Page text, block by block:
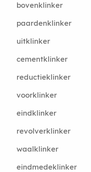
bovenklinker
paardenklinker
uitklinker
cementklinker
reductieklinker
voorklinker
eindklinker
revolverklinker
waalklinker
eindmedeklinker